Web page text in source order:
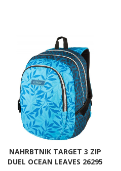
NAHRBTNIK TARGET 3 ZIP
DUEL OCEAN LEAVES 26295